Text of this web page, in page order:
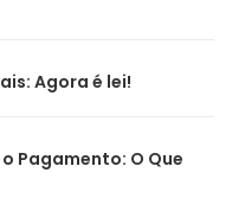
Agora é lei!
Pagamento: O Que